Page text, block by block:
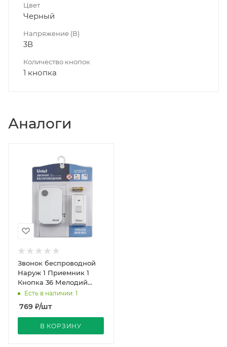
Цвет
Черный
Напряжение (В)
3В
Количество кнопок
1 кнопка
Аналоги
Звонок беспроводной
Наруж 1 Приемник 1
Кнопка 36 Мелодий
Белый ТМ Uniel
Есть в наличии: 1
769 ₽/шт
В КОРЗИНУ